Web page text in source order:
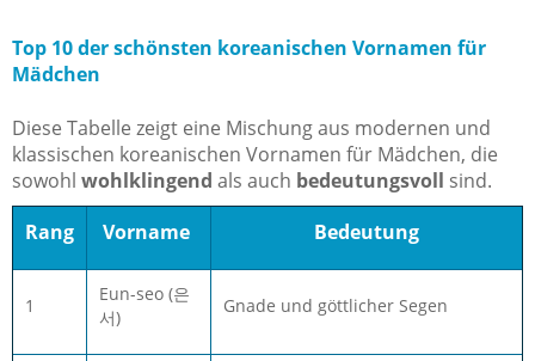
Top 10 der schönsten koreanischen Vornamen für
Mädchen
Diese Tabelle zeigt eine Mischung aus modernen und
klassischen koreanischen Vornamen für Mädchen, die
sowohl wohlklingend als auch bedeutungsvoll sind.
Rang
Vorname Bedeutung
1
Eun-seo (은
서)
Gnade und göttlicher Segen